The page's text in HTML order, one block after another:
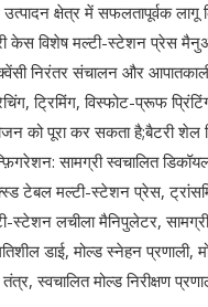
क्षेत्र में सफलतापूर्वक लागू
केस विशेष मल्टी-स्टेशन प्रेस
निरंतर संचालन और
ट्रिमिंग, विस्फोट-प्रूफ
को पूरा कर सकता है;बैटरी शेल
सामग्री स्वचालित
टेबल मल्टी-स्टेशन प्रेस,
स्टेशन लचीला मैनिपुलेटर,
डाई, मोल्ड स्नेहन प्रणाली,
तंत्र, स्वचालित मोल्ड निरीक्षण